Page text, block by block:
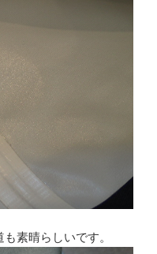
素晴らしいです。